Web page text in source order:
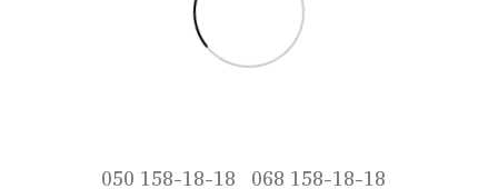
050 158-18-18 068 158-18-18